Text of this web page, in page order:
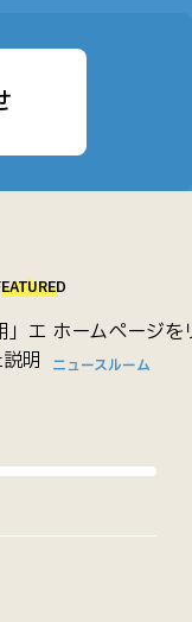
」エ
明
ホームページ
ニュースルーム